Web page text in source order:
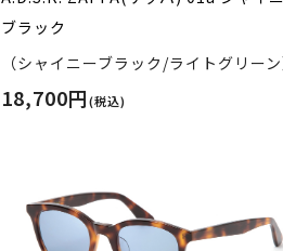
ブラック
（シャイニーブラック/ライトグリーン
18,700円(税込)